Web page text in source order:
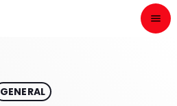
menu
GENERAL